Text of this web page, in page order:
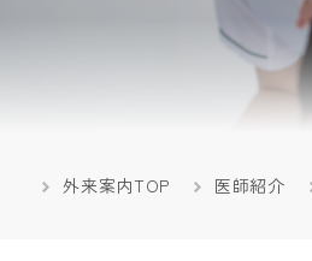
外来案内TOP 医師紹介